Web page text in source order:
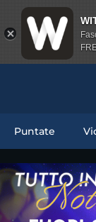
Puntate